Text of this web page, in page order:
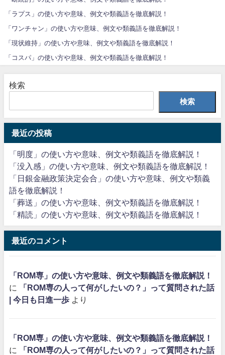
「ラプス」の使い方や意味、例文や類義語を徹底解説！
「ワンチャン」の使い方や意味、例文や類義語を徹底解説！
「現状維持」の使い方や意味、例文や類義語を徹底解説！
「コスパ」の使い方や意味、例文や類義語を徹底解説！
検索
検索
最近の投稿
「明度」の使い方や意味、例文や類義語を徹底解説！
「没入感」の使い方や意味、例文や類義語を徹底解説！
「日銀金融政策決定会合」の使い方や意味、例文や類義
語を徹底解説！
「葬送」の使い方や意味、例文や類義語を徹底解説！
「精読」の使い方や意味、例文や類義語を徹底解説！
最近のコメント
「ROM専」の使い方や意味、例文や類義語を徹底解説！
に
「ROM専の人って何がしたいの？」って質問された話
| 今日も日進一歩 より
「ROM専」の使い方や意味、例文や類義語を徹底解説！
に
「ROM専の人って何がしたいの？」って質問された話